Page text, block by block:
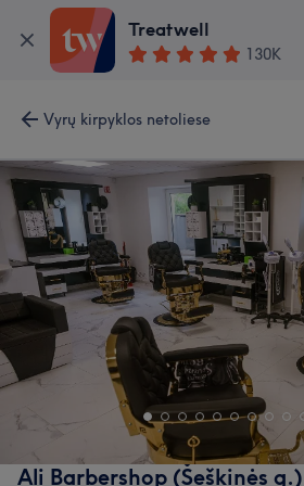
Treatwell
130K
Vyrų kirpyklos netoliese
Ali Barbershop (Šeškinės g.)